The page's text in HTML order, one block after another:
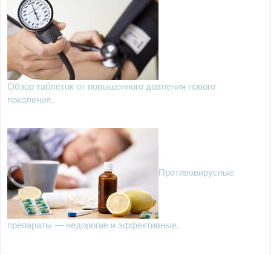
Обзор таблеток от повышенного давления нового
поколения.
Противовирусные
препараты — недорогие и эффективные.